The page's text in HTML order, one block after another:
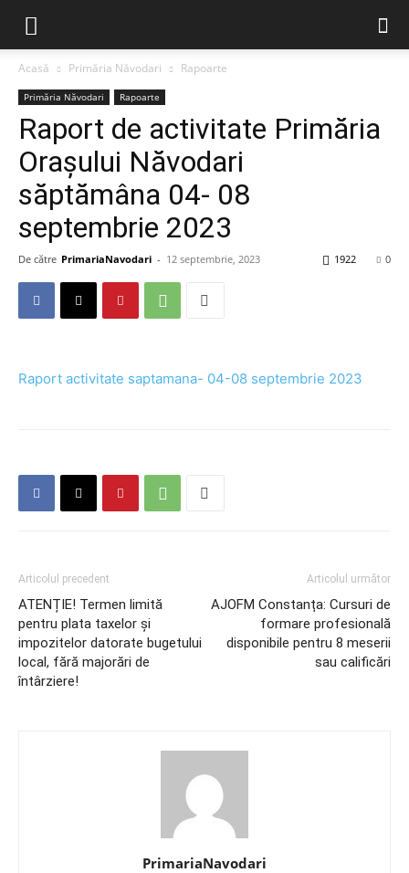
Acasă Primăria Năvodari Rapoarte
Primăria Năvodari Rapoarte
Raport de activitate Primăria
Orașului Năvodari
săptămâna 04- 08
septembrie 2023
De către PrimariaNavodari - 12 septembrie, 2023 0
1922
Raport activitate saptamana- 04-08 septembrie 2023
Articolul precedent
ATENȚIE! Termen limită
pentru plata taxelor și
impozitelor datorate bugetului
local, fără majorări de
întârziere!
Articolul următor
AJOFM Constanța: Cursuri de
formare profesională
disponibile pentru 8 meserii
sau calificări
PrimariaNavodari